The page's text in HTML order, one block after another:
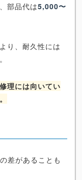
部品代は5,000〜
り、耐久性には
理には向いてい
差があることも